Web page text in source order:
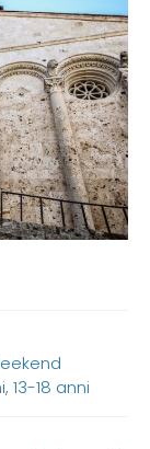
, 13-18 anni